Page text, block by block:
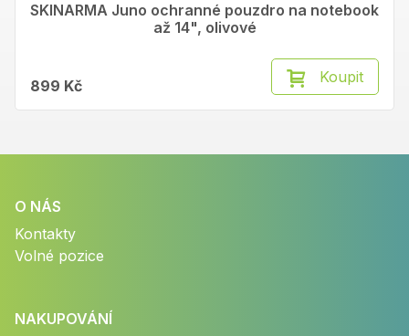
SKINARMA Juno ochranné pouzdro na notebook
až 14", olivové
899 Kč Koupit
O NÁS
Kontakty
Volné pozice
NAKUPOVÁNÍ